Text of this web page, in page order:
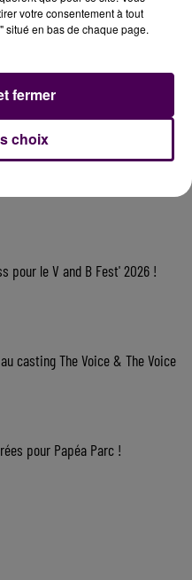
pour le V and B Fest' 2026 !
casting The Voice & The Voice
pour Papéa Parc !
votre consentement à tout
situé en bas de chaque page.
choix
fermer